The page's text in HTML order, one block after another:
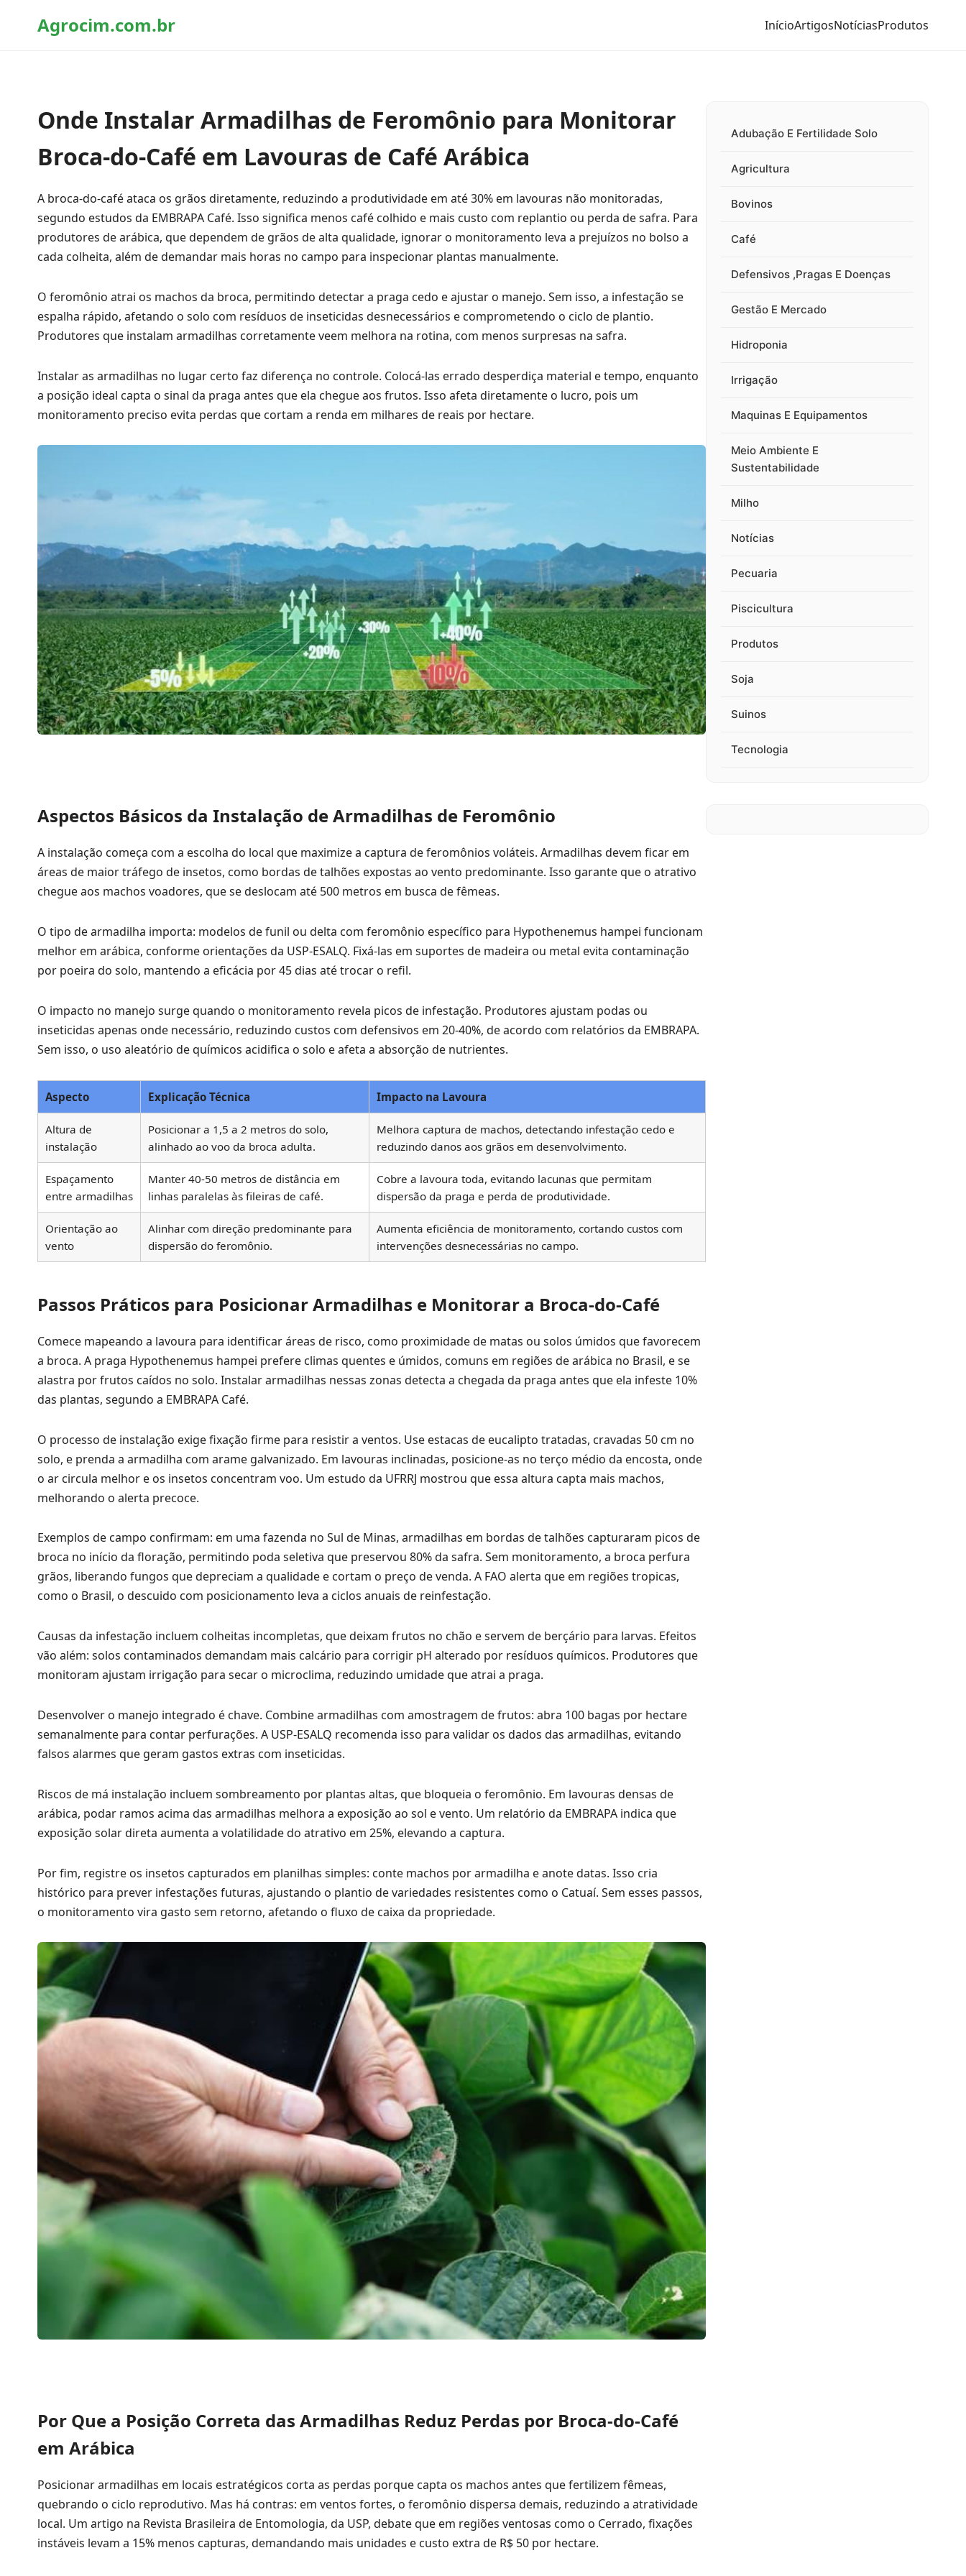
Agrocim.com.br InícioArtigosNotíciasProdutos
Onde Instalar Armadilhas de Feromônio para Monitorar
Broca-do-Café em Lavouras de Café Arábica
A broca-do-café ataca os grãos diretamente, reduzindo a produtividade em até 30% em lavouras não monitoradas,
segundo estudos da EMBRAPA Café. Isso significa menos café colhido e mais custo com replantio ou perda de safra. Para
produtores de arábica, que dependem de grãos de alta qualidade, ignorar o monitoramento leva a prejuízos no bolso a
cada colheita, além de demandar mais horas no campo para inspecionar plantas manualmente.
O feromônio atrai os machos da broca, permitindo detectar a praga cedo e ajustar o manejo. Sem isso, a infestação se
espalha rápido, afetando o solo com resíduos de inseticidas desnecessários e comprometendo o ciclo de plantio.
Produtores que instalam armadilhas corretamente veem melhora na rotina, com menos surpresas na safra.
Instalar as armadilhas no lugar certo faz diferença no controle. Colocá-las errado desperdiça material e tempo, enquanto
a posição ideal capta o sinal da praga antes que ela chegue aos frutos. Isso afeta diretamente o lucro, pois um
monitoramento preciso evita perdas que cortam a renda em milhares de reais por hectare.
Aspectos Básicos da Instalação de Armadilhas de Feromônio
A instalação começa com a escolha do local que maximize a captura de feromônios voláteis. Armadilhas devem ficar em
áreas de maior tráfego de insetos, como bordas de talhões expostas ao vento predominante. Isso garante que o atrativo
chegue aos machos voadores, que se deslocam até 500 metros em busca de fêmeas.
O tipo de armadilha importa: modelos de funil ou delta com feromônio específico para Hypothenemus hampei funcionam
melhor em arábica, conforme orientações da USP-ESALQ. Fixá-las em suportes de madeira ou metal evita contaminação
por poeira do solo, mantendo a eficácia por 45 dias até trocar o refil.
O impacto no manejo surge quando o monitoramento revela picos de infestação. Produtores ajustam podas ou
inseticidas apenas onde necessário, reduzindo custos com defensivos em 20-40%, de acordo com relatórios da EMBRAPA.
Sem isso, o uso aleatório de químicos acidifica o solo e afeta a absorção de nutrientes.
Aspecto Explicação Técnica Impacto na Lavoura
Altura de
instalação
Posicionar a 1,5 a 2 metros do solo,
alinhado ao voo da broca adulta.
Melhora captura de machos, detectando infestação cedo e
reduzindo danos aos grãos em desenvolvimento.
Espaçamento
entre armadilhas
Manter 40-50 metros de distância em
linhas paralelas às fileiras de café.
Cobre a lavoura toda, evitando lacunas que permitam
dispersão da praga e perda de produtividade.
Orientação ao
vento
Alinhar com direção predominante para
dispersão do feromônio.
Aumenta eficiência de monitoramento, cortando custos com
intervenções desnecessárias no campo.
Passos Práticos para Posicionar Armadilhas e Monitorar a Broca-do-Café
Comece mapeando a lavoura para identificar áreas de risco, como proximidade de matas ou solos úmidos que favorecem
a broca. A praga Hypothenemus hampei prefere climas quentes e úmidos, comuns em regiões de arábica no Brasil, e se
alastra por frutos caídos no solo. Instalar armadilhas nessas zonas detecta a chegada da praga antes que ela infeste 10%
das plantas, segundo a EMBRAPA Café.
O processo de instalação exige fixação firme para resistir a ventos. Use estacas de eucalipto tratadas, cravadas 50 cm no
solo, e prenda a armadilha com arame galvanizado. Em lavouras inclinadas, posicione-as no terço médio da encosta, onde
o ar circula melhor e os insetos concentram voo. Um estudo da UFRRJ mostrou que essa altura capta mais machos,
melhorando o alerta precoce.
Exemplos de campo confirmam: em uma fazenda no Sul de Minas, armadilhas em bordas de talhões capturaram picos de
broca no início da floração, permitindo poda seletiva que preservou 80% da safra. Sem monitoramento, a broca perfura
grãos, liberando fungos que depreciam a qualidade e cortam o preço de venda. A FAO alerta que em regiões tropicas,
como o Brasil, o descuido com posicionamento leva a ciclos anuais de reinfestação.
Causas da infestação incluem colheitas incompletas, que deixam frutos no chão e servem de berçário para larvas. Efeitos
vão além: solos contaminados demandam mais calcário para corrigir pH alterado por resíduos químicos. Produtores que
monitoram ajustam irrigação para secar o microclima, reduzindo umidade que atrai a praga.
Desenvolver o manejo integrado é chave. Combine armadilhas com amostragem de frutos: abra 100 bagas por hectare
semanalmente para contar perfurações. A USP-ESALQ recomenda isso para validar os dados das armadilhas, evitando
falsos alarmes que geram gastos extras com inseticidas.
Riscos de má instalação incluem sombreamento por plantas altas, que bloqueia o feromônio. Em lavouras densas de
arábica, podar ramos acima das armadilhas melhora a exposição ao sol e vento. Um relatório da EMBRAPA indica que
exposição solar direta aumenta a volatilidade do atrativo em 25%, elevando a captura.
Por fim, registre os insetos capturados em planilhas simples: conte machos por armadilha e anote datas. Isso cria
histórico para prever infestações futuras, ajustando o plantio de variedades resistentes como o Catuaí. Sem esses passos,
o monitoramento vira gasto sem retorno, afetando o fluxo de caixa da propriedade.
Por Que a Posição Correta das Armadilhas Reduz Perdas por Broca-do-Café
em Arábica
Posicionar armadilhas em locais estratégicos corta as perdas porque capta os machos antes que fertilizem fêmeas,
quebrando o ciclo reprodutivo. Mas há contras: em ventos fortes, o feromônio dispersa demais, reduzindo a atratividade
local. Um artigo na Revista Brasileira de Entomologia, da USP, debate que em regiões ventosas como o Cerrado, fixações
instáveis levam a 15% menos capturas, demandando mais unidades e custo extra de R$ 50 por hectare.
Adubação E Fertilidade Solo
Agricultura
Bovinos
Café
Defensivos ,Pragas E Doenças
Gestão E Mercado
Hidroponia
Irrigação
Maquinas E Equipamentos
Meio Ambiente E
Sustentabilidade
Milho
Notícias
Pecuaria
Piscicultura
Produtos
Soja
Suinos
Tecnologia